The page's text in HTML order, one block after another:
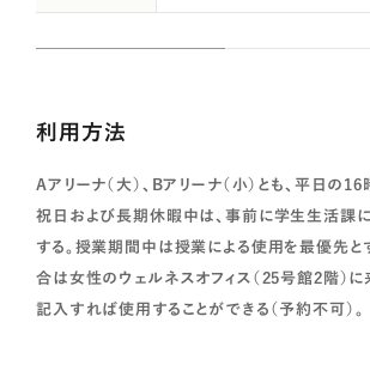
利用方法
Aアリーナ（大）、Bアリーナ（小）とも、平日の
祝日および長期休暇中は、事前に学生生活課
する。授業期間中は授業による使用を最優先と
合は女性のウェルネスオフィス（25号館2階）に
記入すれば使用することができる（予約不可）。